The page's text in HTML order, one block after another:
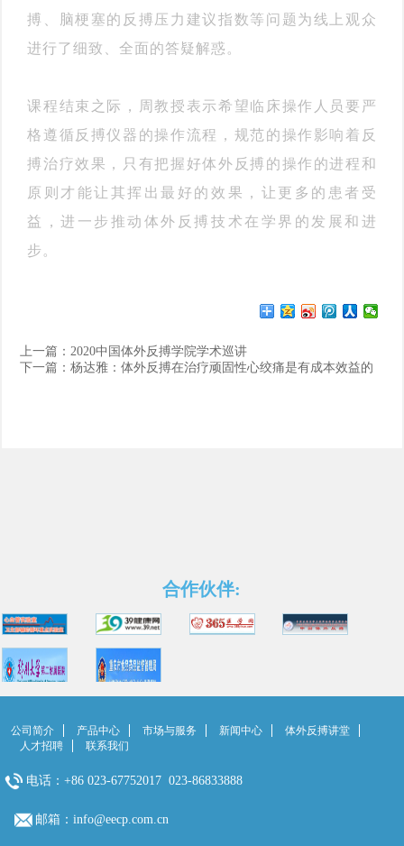
搏、脑梗塞的反搏压力建议指数等问题为线上观众
进行了细致、全面的答疑解惑。
课程结束之际，周教授表示希望临床操作人员要严
格遵循反搏仪器的操作流程，规范的操作影响着反
搏治疗效果，只有把握好体外反搏的操作的进程和
原则才能让其挥出最好的效果，让更多的患者受
益，进一步推动体外反搏技术在学界的发展和进
步。
上一篇：2020中国体外反搏学院学术巡讲
下一篇：杨达雅：体外反搏在治疗顽固性心绞痛是有成本效益的
合作伙伴:
公司简介 产品中心 市场与服务 新闻中心
体外反搏讲堂
人才招聘
联系我们
电话：+86 023-67752017 023-86833888
邮箱：info@eecp.com.cn